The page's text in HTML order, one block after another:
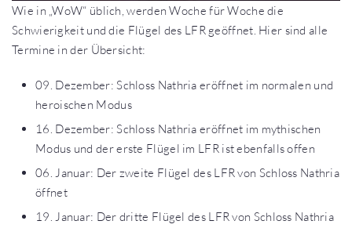
Wie in „WoW“ üblich, werden Woche für Woche die
Schwierigkeit und die Flügel des LFR geöffnet. Hier sind alle
Termine in der Übersicht:
09. Dezember: Schloss Nathria eröffnet im normalen und
heroischen Modus
16. Dezember: Schloss Nathria eröffnet im mythischen
Modus und der erste Flügel im LFR ist ebenfalls offen
06. Januar: Der zweite Flügel des LFR von Schloss Nathria
öffnet
19. Januar: Der dritte Flügel des LFR von Schloss Nathria